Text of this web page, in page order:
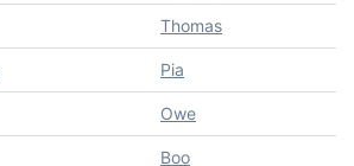
Thomas
Pia
Owe
Boo